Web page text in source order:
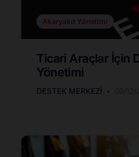
Akaryakıt Yönetimi
Ticari Araçlar İçin
Yönetimi
DESTEK MERKEZI